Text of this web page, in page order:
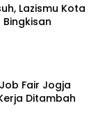
Lazismu Kota
Fair Jogja
Ditambah